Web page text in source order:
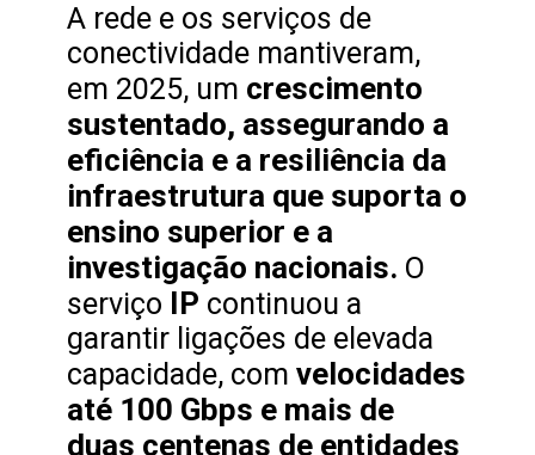
A rede e os serviços de
conectividade mantiveram,
em 2025, um crescimento
sustentado, assegurando a
eficiência e a resiliência da
infraestrutura que suporta o
ensino superior e a
investigação nacionais. O
serviço IP continuou a
garantir ligações de elevada
capacidade, com velocidades
até 100 Gbps e mais de
duas centenas de entidades